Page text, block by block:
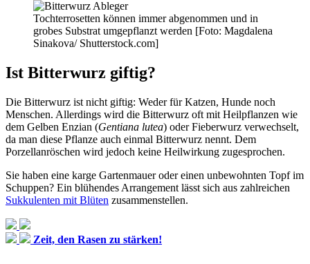
Tochterrosetten können immer abgenommen und in
grobes Substrat umgepflanzt werden [Foto: Magdalena
Sinakova/ Shutterstock.com]
Ist Bitterwurz giftig?
Die Bitterwurz ist nicht giftig: Weder für Katzen, Hunde noch
Menschen. Allerdings wird die Bitterwurz oft mit Heilpflanzen wie
dem Gelben Enzian (Gentiana lutea) oder Fieberwurz verwechselt,
da man diese Pflanze auch einmal Bitterwurz nennt. Dem
Porzellanröschen wird jedoch keine Heilwirkung zugesprochen.
Sie haben eine karge Gartenmauer oder einen unbewohnten Topf im
Schuppen? Ein blühendes Arrangement lässt sich aus zahlreichen
Sukkulenten mit Blüten zusammenstellen.
Zeit, den Rasen zu stärken!